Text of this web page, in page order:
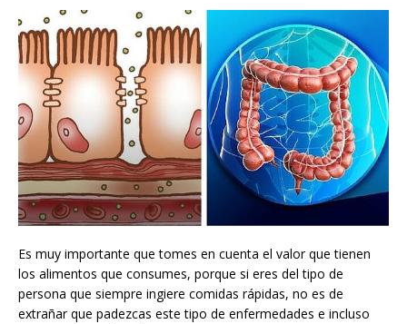
Es muy importante que tomes en cuenta el valor que tienen
los alimentos que consumes, porque si eres del tipo de
persona que siempre ingiere comidas rápidas, no es de
extrañar que padezcas este tipo de enfermedades e incluso